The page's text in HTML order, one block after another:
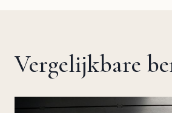
Vergelijkbare